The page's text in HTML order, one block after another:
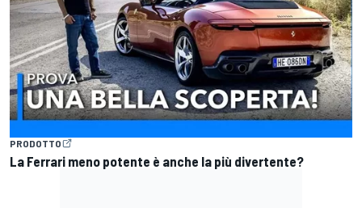
PRODOTTO
La Ferrari meno potente è anche la più divertente?